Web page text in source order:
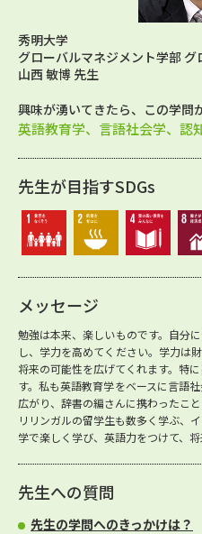
秀明大学
グローバルマネジメント学部
山西 敏博 先生
興味が湧いてきたら、この学問
英語教育学、言語社会学、認
先生が目指すSDGs
メッセージ
勉強は本来、楽しいものです。自分
し、学力を高めてください。学力は
将来の可能性を広げてくれます。特
す。私も英語教育学をベースに言語
広がり、辞書の編さんに携わったこ
リリンガルの留学生も数多く学ぶ、
学で楽しく学び、英語力をつけて、
先生への質問
先生の学問へのきっかけは？